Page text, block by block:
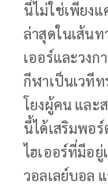
นี่ไม่ใช่เพียง
ล่าสุดในเส้น
เออร์และวงก
กีฬาเป็นเวทีท
โยงผู้คน และ
นี้ได้เสริมพอ
ไฮเออร์ที่มีอ
วอลเลย์บอล